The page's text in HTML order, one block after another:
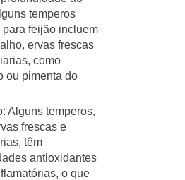
temperos
para feijão incluem
ervas frescas
como
ou pimenta do
Alguns temperos,
frescas e
têm
antioxidantes
o que